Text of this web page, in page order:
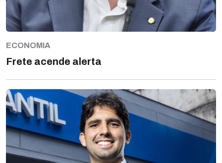
ECONOMIA
Frete acende alerta